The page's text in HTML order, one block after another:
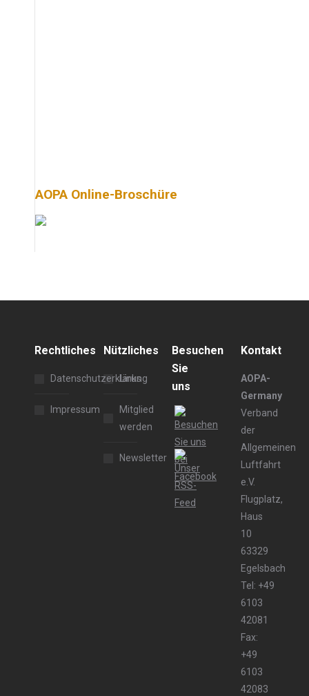
AOPA Online-Broschüre
Rechtliches
Datenschutzerklärung
Impressum
Nützliches
Links
Mitglied
werden
Newsletter
Besuchen
Sie
uns
Kontakt
AOPA-
Germany
Verband
der
Allgemeinen
Luftfahrt
e.V.
Flugplatz,
Haus
10
63329
Egelsbach
Tel: +49
6103
42081
Fax:
+49
6103
42083